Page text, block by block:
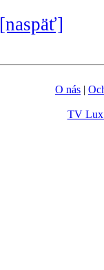
[naspäť]
O nás |
TV Lux